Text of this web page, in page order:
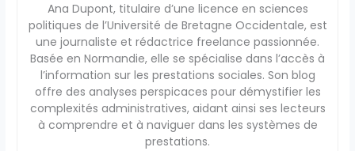
Ana Dupont, titulaire d’une licence en sciences
politiques de l’Université de Bretagne Occidentale, est
une journaliste et rédactrice freelance passionnée.
Basée en Normandie, elle se spécialise dans l’accès à
l’information sur les prestations sociales. Son blog
offre des analyses perspicaces pour démystifier les
complexités administratives, aidant ainsi ses lecteurs
à comprendre et à naviguer dans les systèmes de
prestations.